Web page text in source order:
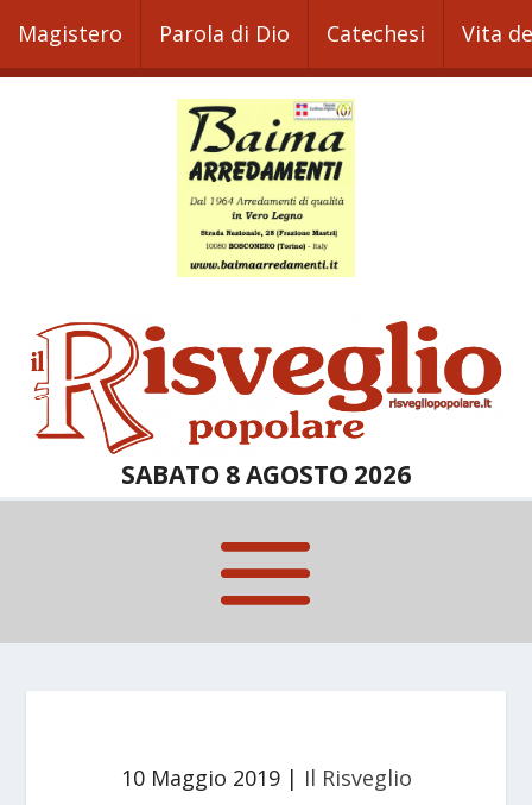
Magistero Parola di Dio Catechesi Vita
SABATO 8 AGOSTO 2026
10 Maggio 2019| Il Risveglio